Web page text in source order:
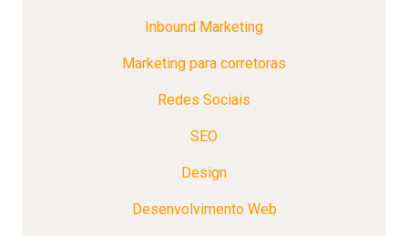
Inbound Marketing
Marketing para corretoras
Redes Sociais
SEO
Design
Desenvolvimento Web